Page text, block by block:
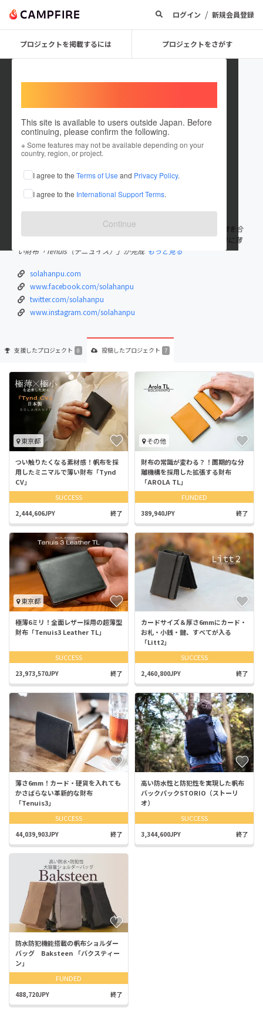
ログイン / 新規会員登録
プロジェクトを掲載するには プロジェクトをさがす
This site is available to users outside Japan. Before
continuing, please confirm the following.
※ Some features may not be available depending on your
country, region, or project.
I agree to the Terms of Use and Privacy Policy.
I agree to the International Support Terms.
Continue
solahanpu
これまでに7件のプロジェクトを投稿しています
在住国：日本 現在地：東京都
出身国：日本 出身地：東京都
SOLAHANPUは十数年の海外旅行経験と帆布製品職人としての特徴を合
わせ、帆布製品の設計・製作をしているブランドです。2016年2月に薄
い財布「Tenuis（テニュイス）」が完成 もっと見る
solahanpu.com
www.facebook.com/solahanpu
twitter.com/solahanpu
www.instagram.com/solahanpu
支援したプロジェクト 0 投稿したプロジェクト 7
東京都
つい触りたくなる素材感！帆布を採
用したミニマルで薄い財布「Tynd
CV」
SUCCESS
2,444,606JPY 終了
その他
財布の常識が変わる？！画期的な分
離機構を採用した拡張する財布
「AROLA TL」
FUNDED
389,940JPY 終了
東京都
極薄6ミリ！全面レザー採用の超薄型
財布「Tenuis3 Leather TL」
SUCCESS
23,973,570JPY 終了
カードサイズ＆厚さ6mmにカード・
お札・小銭・鍵、すべてが入る
「Litt2」
SUCCESS
2,460,800JPY 終了
薄さ6mm！カード・硬貨を入れても
かさばらない革新的な財布
「Tenuis3」
SUCCESS
44,039,903JPY 終了
高い防水性と防犯性を実現した帆布
バックパックSTORIO（ストーリ
オ）
SUCCESS
3,344,600JPY 終了
防水防犯機能搭載の帆布ショルダー
バッグ Baksteen 「バクスティー
ン」
FUNDED
488,720JPY 終了